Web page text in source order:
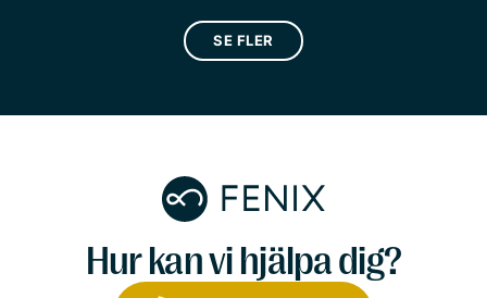
SE FLER
Hur kan vi hjälpa dig?